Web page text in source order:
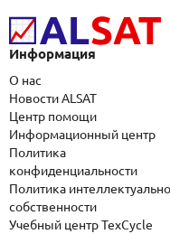
Информация
О нас
Новости ALSAT
Центр помощи
Информационный центр
Политика
конфиденциальности
Политика
собственности
Учебный центр TexCycle